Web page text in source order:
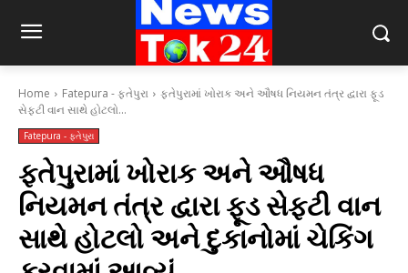
Home Fatepura - ફતેપુરા
ફતેપુરામાં ખોરાક અને ઔષધ નિયમન તંત્ર દ્વારા ફૂડ
સેફટી વાન સાથે હોટલો...
Fatepura - ફતેપુરા
ફતેપુરામાં ખોરાક અને ઔષધ
નિયમન તંત્ર દ્વારા ફૂડ સેફટી વાન
સાથે હોટલો અને દુકાનોમાં ચેકિંગ